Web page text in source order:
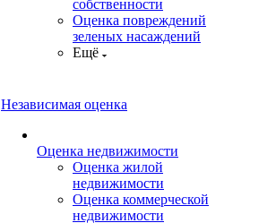
собственности
Оценка повреждений
зеленых насаждений
Ещё
Независимая оценка
Оценка недвижимости
Оценка жилой
недвижимости
Оценка коммерческой
недвижимости